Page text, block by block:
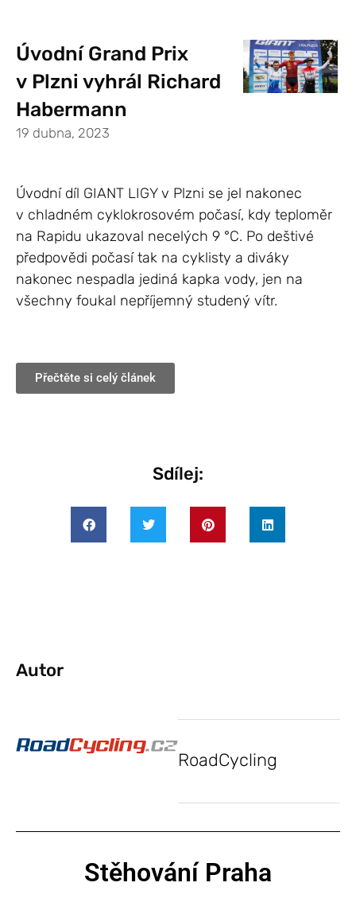
Úvodní Grand Prix
v Plzni vyhrál Richard
Habermann
19 dubna, 2023
Úvodní díl GIANT LIGY v Plzni se jel nakonec
v chladném cyklokrosovém počasí, kdy teploměr
na Rapidu ukazoval necelých 9 °C. Po deštivé
předpovědi počasí tak na cyklisty a diváky
nakonec nespadla jediná kapka vody, jen na
všechny foukal nepříjemný studený vítr.
Přečtěte si celý článek
Sdílej:
Autor
RoadCycling
Stěhování Praha